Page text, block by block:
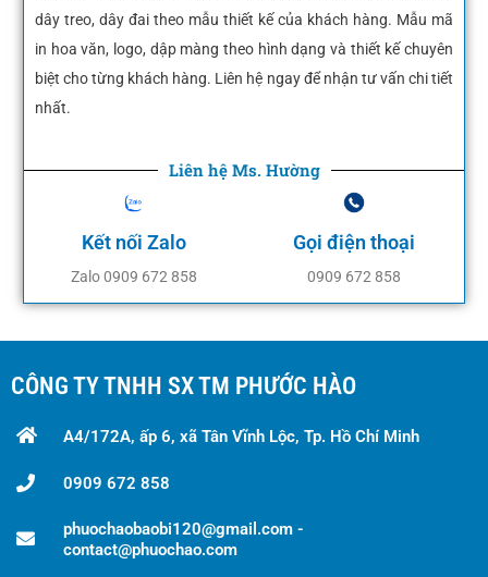
dây treo, dây đai theo mẫu thiết kế của khách hàng. Mẫu mã
in hoa văn, logo, dập màng theo hình dạng và thiết kế chuyên
biệt cho từng khách hàng. Liên hệ ngay để nhận tư vấn chi tiết
nhất.
Liên hệ Ms. Hường
Kết nối Zalo
Zalo 0909 672 858
Gọi điện thoại
0909 672 858
CÔNG TY TNHH SX TM PHƯỚC HÀO
A4/172A, ấp 6, xã Tân Vĩnh Lộc, Tp. Hồ Chí Minh
0909 672 858
phuochaobaobi120@gmail.com -
contact@phuochao.com